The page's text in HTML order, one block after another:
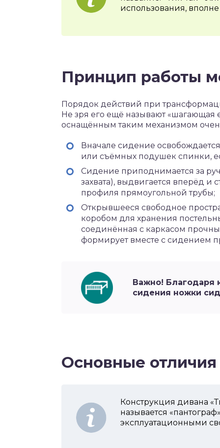
использования,
Принцип работы
Порядок действий при
Не зря его ещё называют «шагающая
оснащённым таким механизмом
Вначале сидение
или съёмных подушек спинки,
Сидение приподнимается за
захвата), выдвигается вперёд и
профиля прямоугольной трубы;
Открывшееся свободное
коробом для хранения
соединённая с каркасом
формирует вместе с сидением
Важно! Благодаря
сидения ножки
Основные
Конструкция дивана
называется
эксплуатационными